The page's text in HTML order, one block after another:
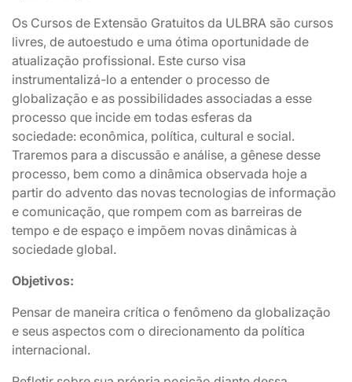
Os Cursos de Extensão Gratuitos da ULBRA são cursos
livres, de autoestudo e uma ótima oportunidade de
atualização profissional. Este curso visa
instrumentalizá-lo a entender o processo de
globalização e as possibilidades associadas a esse
processo que incide em todas esferas da
sociedade: econômica, política, cultural e social.
Traremos para a discussão e análise, a gênese desse
processo, bem como a dinâmica observada hoje a
partir do advento das novas tecnologias de informação
e comunicação, que rompem com as barreiras de
tempo e de espaço e impõem novas dinâmicas à
sociedade global.
Objetivos:
Pensar de maneira crítica o fenômeno da globalização
e seus aspectos com o direcionamento da política
internacional.